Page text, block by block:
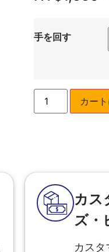
手を回す
カー
カス
ズ・
カスタ